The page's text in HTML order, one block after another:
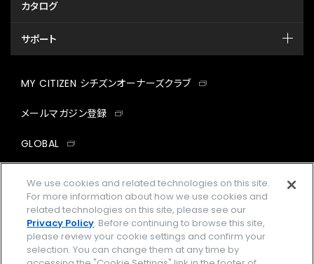
カタログ
サポート
MY CITIZEN シチズンオーナーズクラブ
メールマガジン登録
GLOBAL
facebookinstagramtwitter
企業情報 ご利用規約
We use cookies and related technologies on this site.
For more information about how we use cookies and
related technologies on this site, please see our
Privacy Policy. Before continuing to browse this site,
please review your cookie settings and confirm your
selection. You can change them at any time by